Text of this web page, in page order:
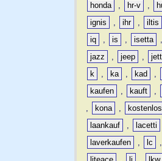
honda
, hr-v ,
ignis
, ihr , iltis
iq
, is , isetta ,
jazz
, jeep ,
k
, ka , kad ,
kaufen
, kauft ,
,
kona , kostenlos
laankauf
, lacetti
laverkaufen
, lc ,